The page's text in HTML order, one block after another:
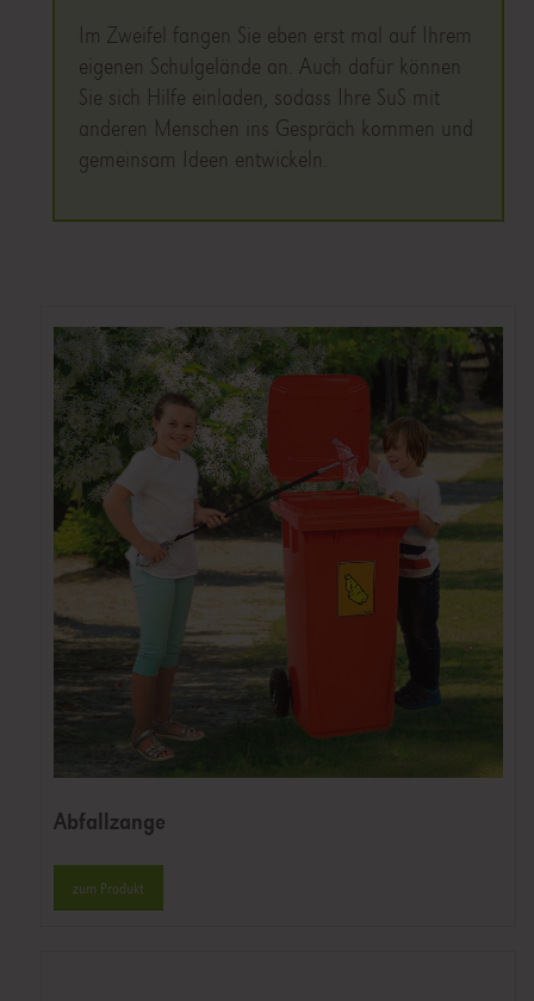
Im Zweifel fangen Sie eben erst mal auf Ihrem
eigenen Schulgelände an. Auch dafür können
Sie sich Hilfe einladen, sodass Ihre SuS mit
anderen Menschen ins Gespräch kommen und
gemeinsam Ideen entwickeln.
Abfallzange
zum Produkt